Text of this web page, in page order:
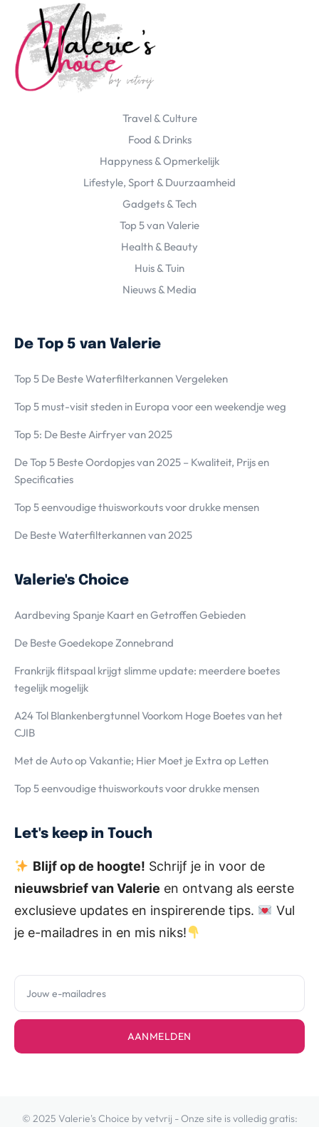
Travel & Culture
Food & Drinks
Happyness & Opmerkelijk
Lifestyle, Sport & Duurzaamheid
Gadgets & Tech
Top 5 van Valerie
Health & Beauty
Huis & Tuin
Nieuws & Media
De Top 5 van Valerie
Top 5 De Beste Waterfilterkannen Vergeleken
Top 5 must-visit steden in Europa voor een weekendje weg
Top 5: De Beste Airfryer van 2025
De Top 5 Beste Oordopjes van 2025 – Kwaliteit, Prijs en
Specificaties
Top 5 eenvoudige thuisworkouts voor drukke mensen
De Beste Waterfilterkannen van 2025
Valerie's Choice
Aardbeving Spanje Kaart en Getroffen Gebieden
De Beste Goedekope Zonnebrand
Frankrijk flitspaal krijgt slimme update: meerdere boetes
tegelijk mogelijk
A24 Tol Blankenbergtunnel Voorkom Hoge Boetes van het
CJIB
Met de Auto op Vakantie; Hier Moet je Extra op Letten
Top 5 eenvoudige thuisworkouts voor drukke mensen
Let's keep in Touch
Blijf op de hoogte! Schrijf je in voor de
nieuwsbrief van Valerie en ontvang als eerste
exclusieve updates en inspirerende tips.
Vul
je e-mailadres in en mis niks!
AANMELDEN
© 2025 Valerie's Choice by vetvrij - Onze site is volledig gratis: